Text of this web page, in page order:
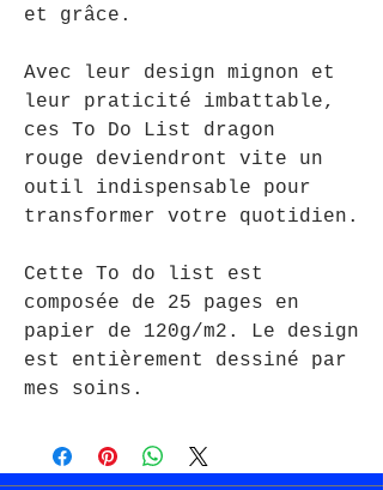
et grâce.
Avec leur design mignon et
leur praticité imbattable,
ces To Do List dragon
rouge deviendront vite un
outil indispensable pour
transformer votre quotidien.
Cette To do list est
composée de 25 pages en
papier de 120g/m2. Le design
est entièrement dessiné par
mes soins.